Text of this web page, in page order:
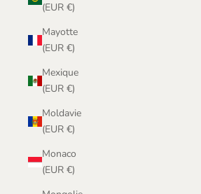
(EUR €)
Mayotte
(EUR €)
Mexique
(EUR €)
Moldavie
(EUR €)
Monaco
(EUR €)